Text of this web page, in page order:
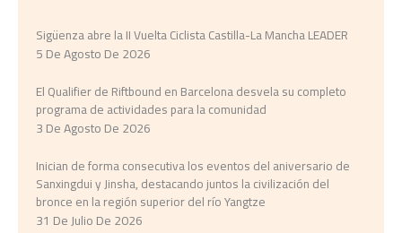
Sigüenza abre la II Vuelta Ciclista Castilla-La Mancha LEADER
5 De Agosto De 2026
El Qualifier de Riftbound en Barcelona desvela su completo
programa de actividades para la comunidad
3 De Agosto De 2026
Inician de forma consecutiva los eventos del aniversario de
Sanxingdui y Jinsha, destacando juntos la civilización del
bronce en la región superior del río Yangtze
31 De Julio De 2026